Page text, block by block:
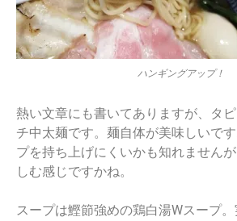
ハンギングアップ！
熱い文章にも書いてありますが、タ
チ中太麺です。麺自体が美味しいで
プを持ち上げにくいかも知れません
しむ感じですかね。
スープは鰹節強めの鶏白湯Wスープ